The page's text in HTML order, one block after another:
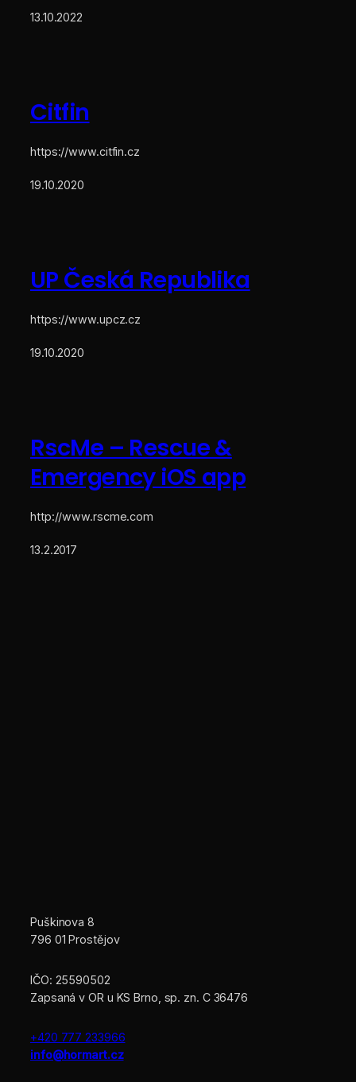
13.10.2022
Citfin
https://www.citfin.cz
19.10.2020
UP Česká Republika
https://www.upcz.cz
19.10.2020
RscMe – Rescue &
Emergency iOS app
http://www.rscme.com
13.2.2017
Puškinova 8
796 01 Prostějov
IČO: 25590502
Zapsaná v OR u KS Brno, sp. zn. C 36476
+420 777 233966
info@hormart.cz